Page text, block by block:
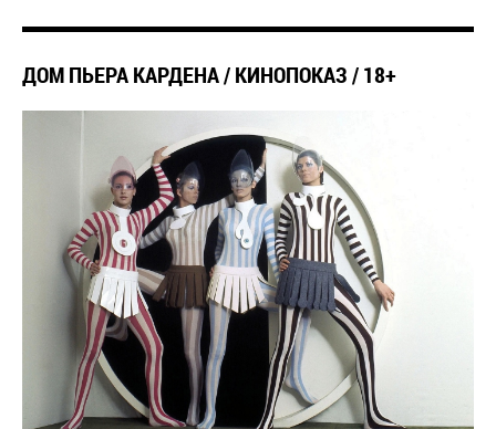
ДОМ ПЬЕРА КАРДЕНА / КИНОПОКАЗ / 18+